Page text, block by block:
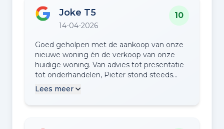
en efficiënte aanpak. De uiteindelijke
aankoop was ook een uitstekende ervaring.
bij een toekomstige aan- of verkoop
zouden wij zeker Piet weer bellen!
Joke T5
14-04-2026
10
Goed geholpen met de aankoop van onze
nieuwe woning én de verkoop van onze
huidige woning. Van advies tot presentatie
tot onderhandelen, Pieter stond steeds
voor ons klaar. Goed bereikbaar en verstand
detail (en de kat was niet weg te slaan van
Lees meer